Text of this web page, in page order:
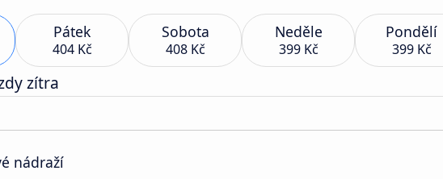
Pátek
404 Kč
Sobota
408 Kč
Neděle
399 Kč
Pondělí
399 Kč
zítra
nádraží